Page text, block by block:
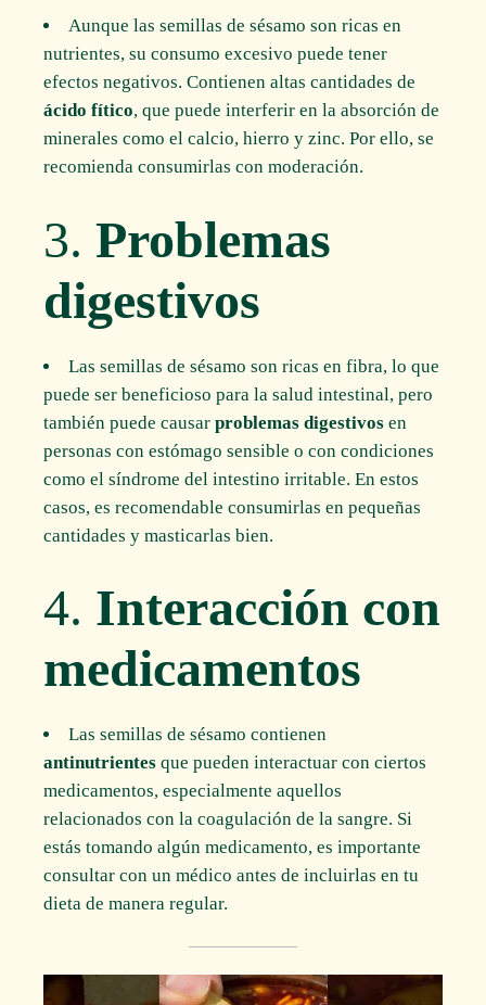
Aunque las semillas de sésamo son ricas en
nutrientes, su consumo excesivo puede tener
efectos negativos. Contienen altas cantidades de
ácido fítico, que puede interferir en la absorción de
minerales como el calcio, hierro y zinc. Por ello, se
recomienda consumirlas con moderación.
3.Problemas
digestivos
Las semillas de sésamo son ricas en fibra, lo que
puede ser beneficioso para la salud intestinal, pero
también puede causarproblemas digestivos en
personas con estómago sensible o con condiciones
como el síndrome del intestino irritable. En estos
casos, es recomendable consumirlas en pequeñas
cantidades y masticarlas bien.
4. Interacción con
medicamentos
Las semillas de sésamo contienen
antinutrientes que pueden interactuar con ciertos
medicamentos, especialmente aquellos
relacionados con la coagulación de la sangre. Si
estás tomando algún medicamento, es importante
consultar con un médico antes de incluirlas en tu
dieta de manera regular.